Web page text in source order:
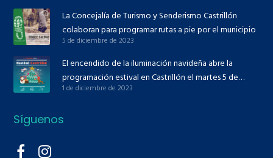
La Concejalía de Turismo y Senderismo Castrillón
colaboran para programar rutas a pie por el municipio
5 de diciembre de 2023
El encendido de la iluminación navideña abre la
programación estival en Castrillón el martes 5 de
diciembre
1 de diciembre de 2023
Síguenos